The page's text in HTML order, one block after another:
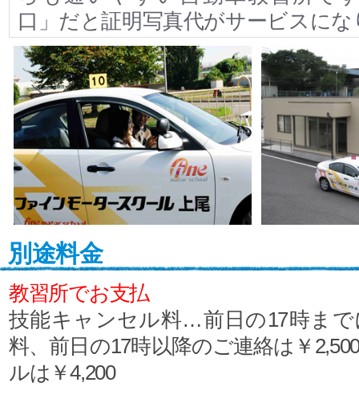
口」だと証明写真代がサービスに
別途料金
教習所でお支払
技能キャンセル料…前日の17時まで
料、前日の17時以降のご連絡は￥
ルは￥4,200